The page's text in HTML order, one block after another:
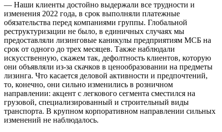
— Наши клиенты достойно выдержали все трудности и
изменения 2022 года, в срок выполняли платежные
обязательства перед компаниями группы. Глобальной
реструктуризации не было, в единичных случаях мы
предоставляли лизинговые каникулы предприятиям МСБ на
срок от одного до трех месяцев. Также наблюдали
искусственную, скажем так, дефолтность клиентов, которую
они объявляли из-за скачков в ценообразовании на предметы
лизинга. Что касается деловой активности и предпочтений,
то, конечно, они сильно изменились в розничном
направлении: акцент с легкового сегмента сместился на
грузовой, специализированный и строительный виды
транспорта. В крупном корпоративном направлении сильных
изменений не наблюдалось.